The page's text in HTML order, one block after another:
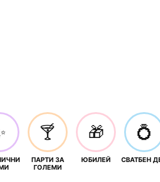
🍸
ПАРТИ ЗА
ГОЛЕМИ
🎁
ЮБИЛЕЙ
💍
СВАТБЕН